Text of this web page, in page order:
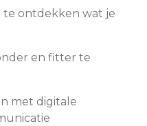
te ontdekken wat je
en fitter te
met digitale